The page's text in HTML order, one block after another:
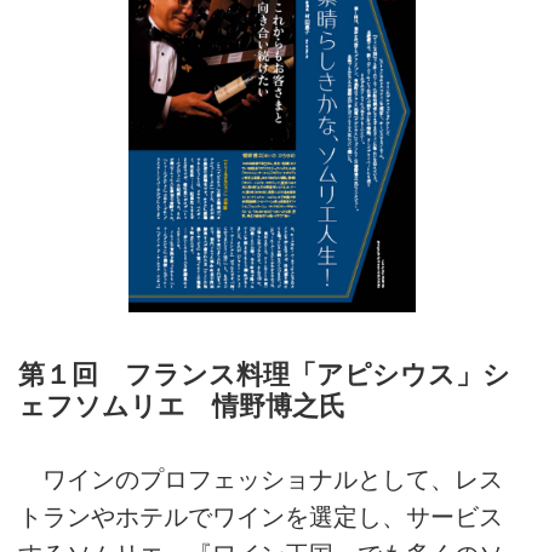
第１回 フランス料理「アピシウス」シ
ェフソムリエ 情野博之氏
ワインのプロフェッショナルとして、レス
トランやホテルでワインを選定し、サービス